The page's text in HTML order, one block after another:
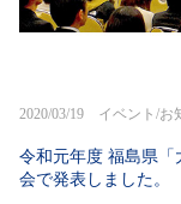
2020/03/19 イベント/お
令和元年度 福島県
会で発表しました。